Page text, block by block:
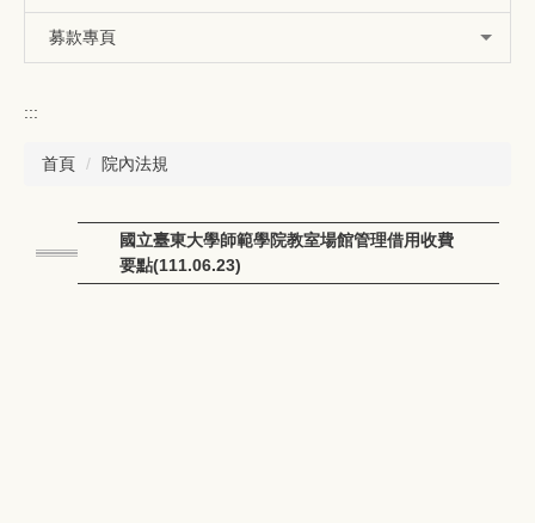
募款專頁
:::
首頁 院內法規
國立臺東大學師範學院教室場館管理借用收費
要點(111.06.23)